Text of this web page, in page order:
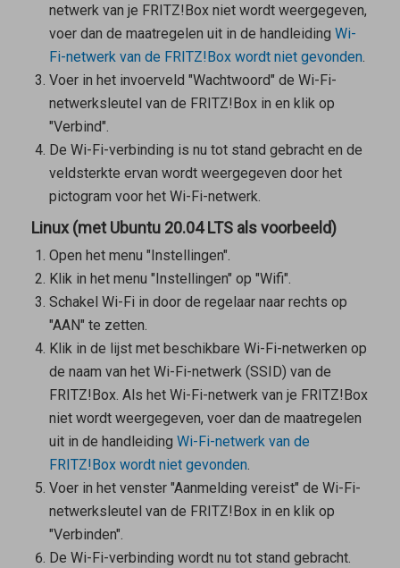
netwerk van je FRITZ!Box niet wordt weergegeven,
voer dan de maatregelen uit in de handleiding Wi-
Fi-netwerk van de FRITZ!Box wordt niet gevonden.
Voer in het invoerveld "Wachtwoord" de Wi-Fi-
netwerksleutel van de FRITZ!Box in en klik op
"Verbind".
De Wi-Fi-verbinding is nu tot stand gebracht en de
veldsterkte ervan wordt weergegeven door het
pictogram voor het Wi-Fi-netwerk.
Linux (met Ubuntu 20.04 LTS als voorbeeld)
Open het menu "Instellingen".
Klik in het menu "Instellingen" op "Wifi".
Schakel Wi-Fi in door de regelaar naar rechts op
"AAN" te zetten.
Klik in de lijst met beschikbare Wi-Fi-netwerken op
de naam van het Wi-Fi-netwerk (SSID) van de
FRITZ!Box. Als het Wi-Fi-netwerk van je FRITZ!Box
niet wordt weergegeven, voer dan de maatregelen
uit in de handleiding Wi-Fi-netwerk van de
FRITZ!Box wordt niet gevonden.
Voer in het venster "Aanmelding vereist" de Wi-Fi-
netwerksleutel van de FRITZ!Box in en klik op
"Verbinden".
De Wi-Fi-verbinding wordt nu tot stand gebracht.